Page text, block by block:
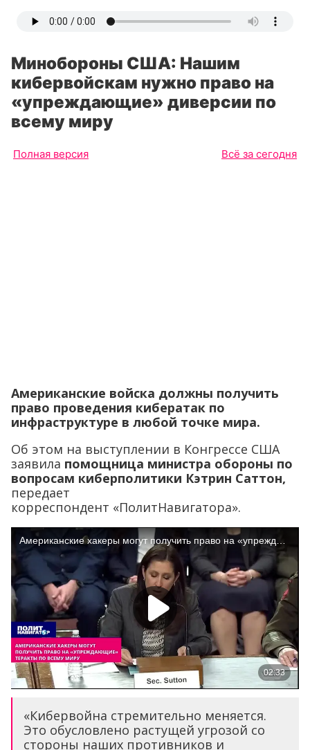
Минобороны США: Нашим
кибервойскам нужно право на
«упреждающие» диверсии по
всему миру
Полная версия Всё за сегодня
Американские войска должны получить
право проведения кибератак по
инфраструктуре в любой точке мира.
Об этом на выступлении в Конгрессе США
заявила помощница министра обороны по
вопросам киберполитики Кэтрин Саттон,
передает
корреспондент «ПолитНавигатора».
«Кибервойна стремительно меняется.
Это обусловлено растущей угрозой со
стороны наших противников и